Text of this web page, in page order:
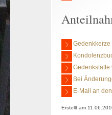
Gedenkstätte
Bei
E-Mail an
Erstellt am